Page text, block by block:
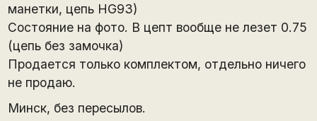
манетки, цепь HG93)
Состояние на фото. В цепт вообще не лезет 0.75
(цепь без замочка)
Продается только комплектом, отдельно ничего
не продаю.
Минск, без пересылов.